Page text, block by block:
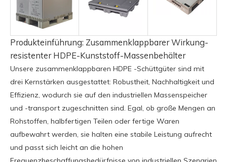
Produkteinführung: Zusammenklappbarer Wirkung-
resistenter HDPE-Kunststoff-Massenbehälter
Unsere zusammenklappbaren HDPE -Schüttgüter sind mit
drei Kernstärken ausgestattet: Robustheit, Nachhaltigkeit und
Effizienz, wodurch sie auf den industriellen Massenspeicher
und -transport zugeschnitten sind. Egal, ob große Mengen an
Rohstoffen, halbfertigen Teilen oder fertige Waren
aufbewahrt werden, sie halten eine stabile Leistung aufrecht
und passt sich leicht an die hohen